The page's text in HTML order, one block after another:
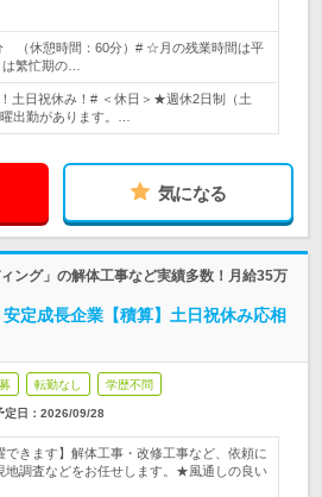
（休憩時間：60分）# ☆月の残業時間は平
繁忙期の…
土日祝休み！# ＜休日＞★週休2日制（土
出勤があります。…
気になる
ング」の解体工事など実績多数！月給35万
定成長企業【積算】土日祝休み応相
転勤なし 学歴不問
定日： 2026/09/28
できます】解体工事・改修工事など、依頼に
地調査などをお任せします。★風通しの良い